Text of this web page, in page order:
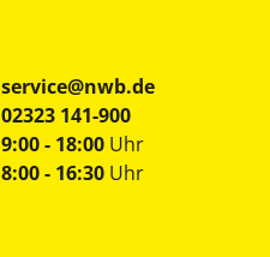
service@nwb.de
02323 141-900
9:00 - 18:00 Uhr
8:00 - 16:30 Uhr